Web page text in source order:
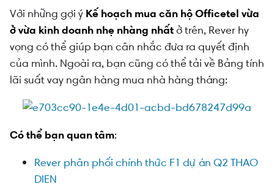
Với những gợi ý Kế hoạch mua căn hộ Officetel vừa
ở vừa kinh doanh nhẹ nhàng nhấtở trên, Rever hy
vọng có thể giúp bạn cân nhắc đưa ra quyết định
của mình. Ngoài ra, bạn cũng có thể tải về Bảng tính
lãi suất vay ngân hàng mua nhà hàng tháng:
Có thể bạn quan tâm:
Rever phân phối chính thức F1 dự án Q2 THAO
DIEN